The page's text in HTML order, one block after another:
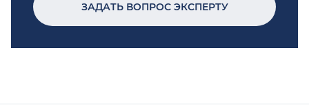
ЗАДАТЬ ВОПРОС ЭКСПЕРТУ